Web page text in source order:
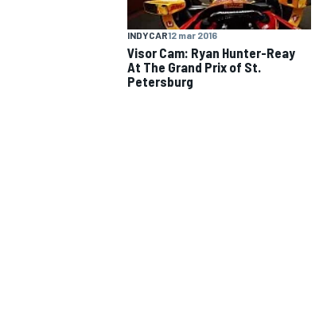
INDYCAR12 mar 2016
Visor Cam: Ryan Hunter-Reay
At The Grand Prix of St.
Petersburg